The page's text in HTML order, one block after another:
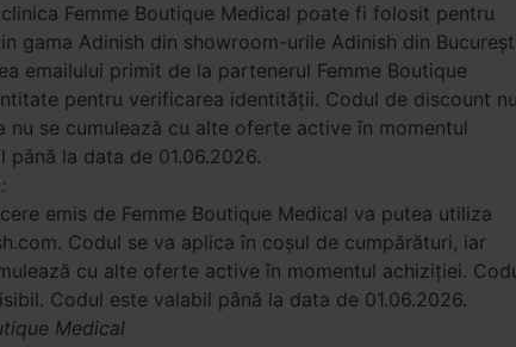
Femme Boutique Medical poate fi folosit pentru
gama Adinish din showroom-urile Adinish din
emailului primit de la partenerul Femme Boutique
pentru verificarea identității. Codul de discount nu
nu se cumulează cu alte oferte active în momentul
la data de 01.06.2026.
emis de Femme Boutique Medical va putea utiliza
Codul se va aplica în coșul de cumpărături, iar
cu alte oferte active în momentul achiziției.
Codul este valabil până la data de 01.06.2026.
Medical